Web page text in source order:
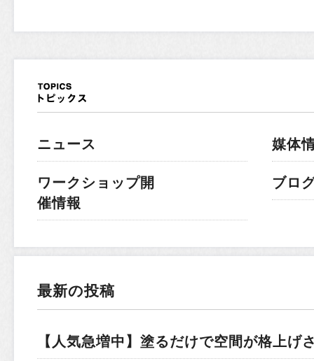
ニュース
ワークショップ開
催情報
媒体
ブロ
最新の投稿
【人気急増中】塗るだけで空間が格上げ